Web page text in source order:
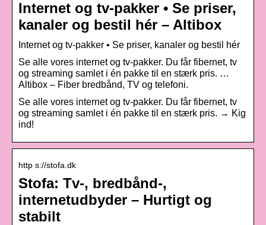
Internet og tv-pakker • Se priser,
kanaler og bestil hér – Altibox
Internet og tv-pakker • Se priser, kanaler og bestil hér
Se alle vores internet og tv-pakker. Du får fibernet, tv
og streaming samlet i én pakke til en stærk pris. …
Altibox – Fiber bredbånd, TV og telefoni.
Se alle vores internet og tv-pakker. Du får fibernet, tv
og streaming samlet i én pakke til en stærk pris. → Kig
ind!
http s://stofa.dk
Stofa: Tv-, bredbånd-,
internetudbyder – Hurtigt og
stabilt